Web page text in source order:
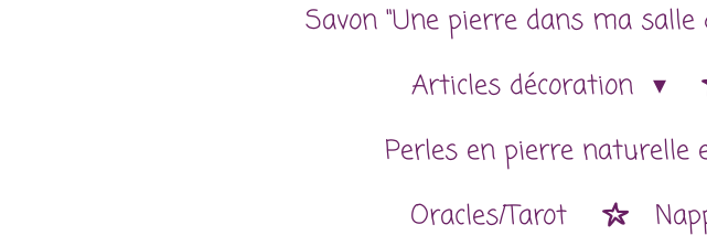
Savon "Une pierre dans ma salle
Articles décoration
Perles en pierre naturelle
Oracles/Tarot